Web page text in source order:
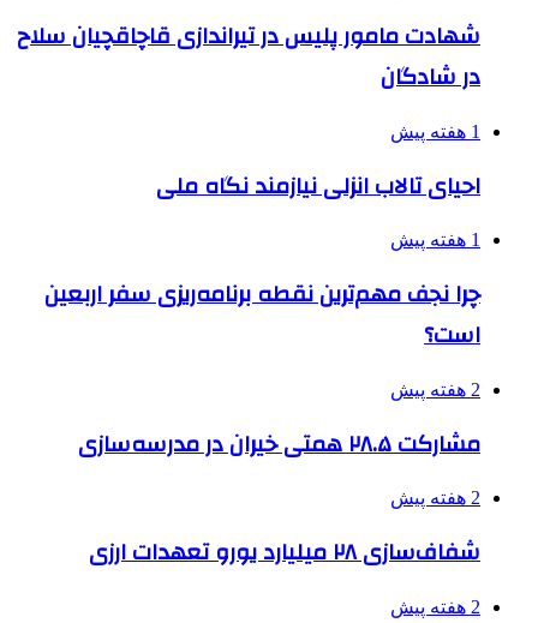
شهادت مامور پلیس در تیراندازی قاچاقچیان سلاح
در شادگان
1 هفته پیش
احیای تالاب انزلی نیازمند نگاه ملی
1 هفته پیش
چرا نجف مهم‌ترین نقطه برنامه‌ریزی سفر اربعین
است؟
2 هفته پیش
مشارکت ۲۸.۵ همتی خیران در مدرسه‌سازی
2 هفته پیش
شفاف‌سازی ۲۸ میلیارد یورو تعهدات ارزی
2 هفته پیش